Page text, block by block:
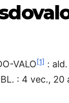
VALO[1] :
: 4 vec., 20